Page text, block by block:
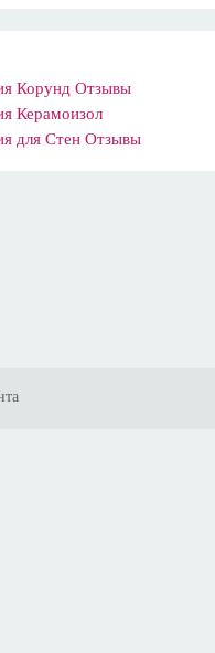
Корунд Отзывы
Керамоизол
для Стен Отзывы